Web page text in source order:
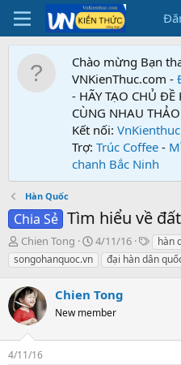
Chào mừng Bạn
VNKienThuc.com -
- HÃY TẠO CHỦ
CÙNG NHAU
Kết nối:
Trợ: Trúc Coffee -
chanh Bắc Ninh
Hàn Quốc
Chia Sẻ Tìm hiểu về
T
h
r
e
a
d
s
t
a
Chien Tong
N
g
à
g
ử
4/11/16
T
ừ
k
hàn
songohanquoc.vn
đại hàn dân
Chien Tong
New member
4/11/16